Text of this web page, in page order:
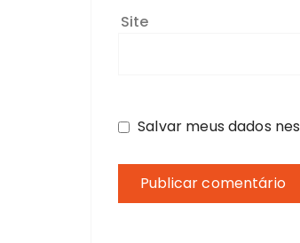
Site
Salvar meus dados